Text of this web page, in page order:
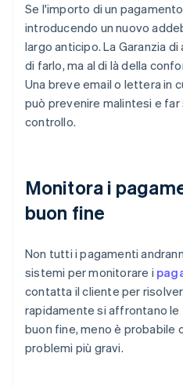
Se l'importo di un
introducendo un nuovo
largo anticipo. La Garanzia
di farlo, ma al di là della
Una breve email o lettera in
può prevenire malintesi e far
controllo.
Monitora i
buon fine
Non tutti i pagamenti
sistemi per monitorare i
contatta il cliente per
rapidamente si affrontano le
buon fine, meno è probabile
problemi più gravi.